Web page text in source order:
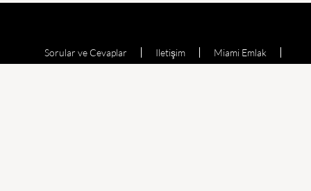
Sorular ve Cevaplar Iletişim Miami Emlak